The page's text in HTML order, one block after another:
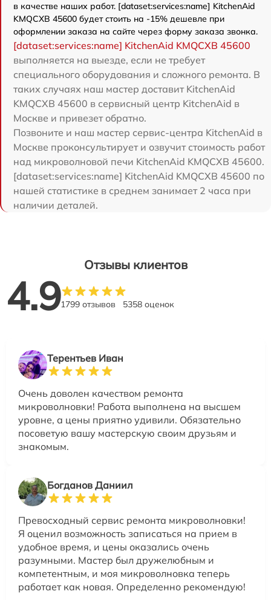
в качестве наших работ. [dataset:services:name] KitchenAid
KMQCXB 45600 будет стоить на -15% дешевле при
оформлении заказа на сайте через форму заказа звонка.
[dataset:services:name] KitchenAid KMQCXB 45600
выполняется на выезде, если не требует
специального оборудования и сложного ремонта. В
таких случаях наш мастер доставит KitchenAid
KMQCXB 45600 в сервисный центр KitchenAid в
Москве и привезет обратно.
Позвоните и наш мастер сервис-центра KitchenAid в
Москве проконсультирует и озвучит стоимость работ
над микроволновой печи KitchenAid KMQCXB 45600.
[dataset:services:name] KitchenAid KMQCXB 45600 по
нашей статистике в среднем занимает 2 часа при
наличии деталей.
Отзывы клиентов
4.91799 отзывов 5358 оценок
Терентьев Иван
Очень доволен качеством ремонта
микроволновки! Работа выполнена на высшем
уровне, а цены приятно удивили. Обязательно
посоветую вашу мастерскую своим друзьям и
знакомым.
Богданов Даниил
Превосходный сервис ремонта микроволновки!
Я оценил возможность записаться на прием в
удобное время, и цены оказались очень
разумными. Мастер был дружелюбным и
компетентным, и моя микроволновка теперь
работает как новая. Определенно рекомендую!